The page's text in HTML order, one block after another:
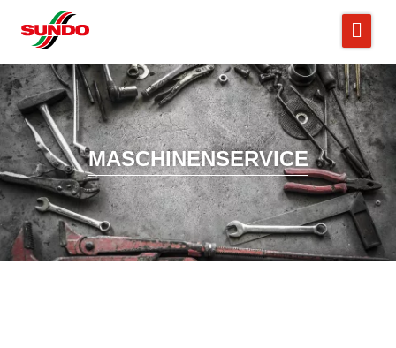
MASCHINENSERVICE